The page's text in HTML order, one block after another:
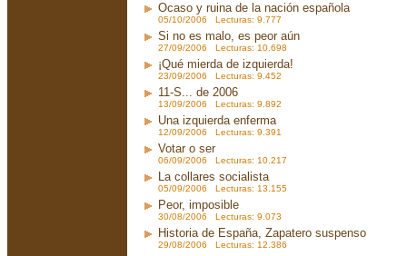
Ocaso y ruina de la nación española
05/10/2006 Lecturas: 9.777
Si no es malo, es peor aún
27/09/2006 Lecturas: 10.698
¡Qué mierda de izquierda!
23/09/2006 Lecturas: 9.452
11-S... de 2006
13/09/2006 Lecturas: 9.892
Una izquierda enferma
12/09/2006 Lecturas: 9.391
Votar o ser
06/09/2006 Lecturas: 10.217
La collares socialista
05/09/2006 Lecturas: 13.155
Peor, imposible
30/08/2006 Lecturas: 9.073
Historia de España, Zapatero suspenso
29/08/2006 Lecturas: 12.386